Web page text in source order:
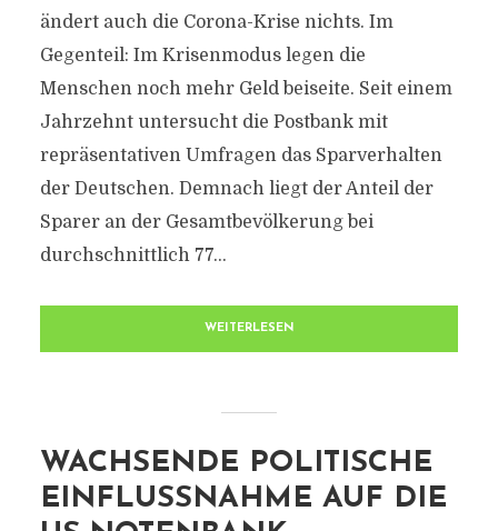
ändert auch die Corona-Krise nichts. Im
Gegenteil: Im Krisenmodus legen die
Menschen noch mehr Geld beiseite. Seit einem
Jahrzehnt untersucht die Postbank mit
repräsentativen Umfragen das Sparverhalten
der Deutschen. Demnach liegt der Anteil der
Sparer an der Gesamtbevölkerung bei
durchschnittlich 77...
WEITERLESEN
WACHSENDE POLITISCHE
EINFLUSSNAHME AUF DIE